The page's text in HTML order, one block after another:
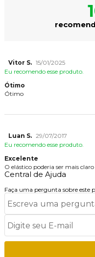
Vitor S. 15/01/2025
Eu recomendo esse produto.
Ótimo
Ótimo
Luan S. 29/07/2017
Eu recomendo esse produto.
Excelente
O elástico poderia ser mais
Central de Ajuda
Faça uma pergunta sobre este